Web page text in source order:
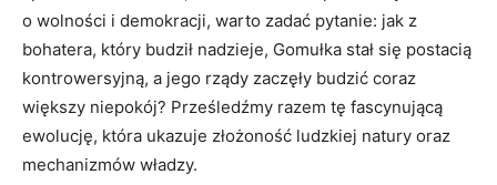
o wolności i demokracji, warto zadać pytanie: jak z
bohatera, który budził nadzieje, Gomułka stał się postacią
kontrowersyjną, a jego rządy zaczęły budzić coraz
większy niepokój? Prześledźmy razem tę fascynującą
ewolucję, która ukazuje złożoność ludzkiej natury oraz
mechanizmów władzy.